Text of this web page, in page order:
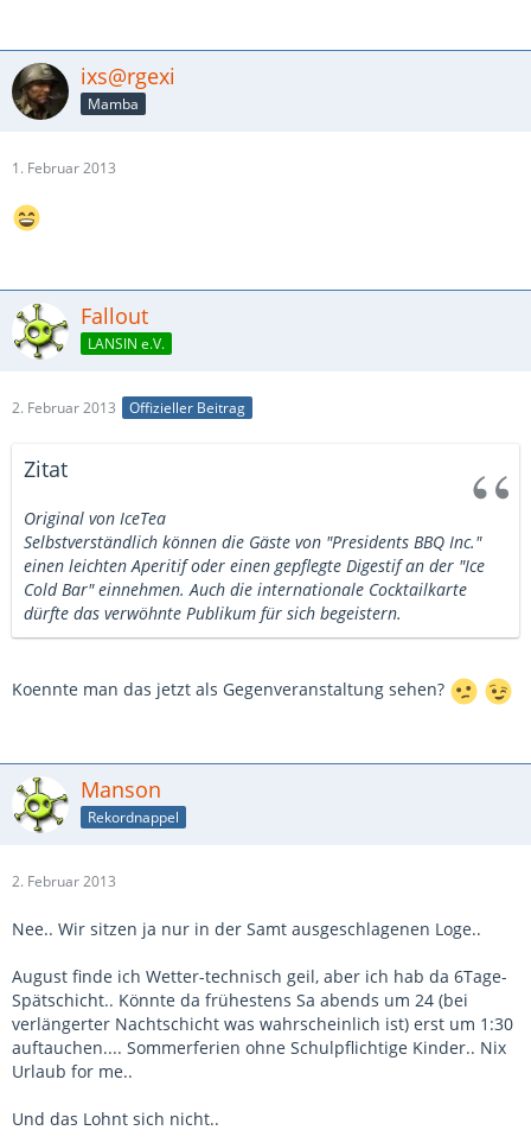
ixs@rgexi
Mamba
1. Februar 2013
Fallout
LANSIN e.V.
2. Februar 2013 Offizieller Beitrag
Zitat
Original von IceTea
Selbstverständlich können die Gäste von "Presidents BBQ Inc."
einen leichten Aperitif oder einen gepflegte Digestif an der "Ice
Cold Bar" einnehmen. Auch die internationale Cocktailkarte
dürfte das verwöhnte Publikum für sich begeistern.
Koennte man das jetzt als Gegenveranstaltung sehen?
Manson
Rekordnappel
2. Februar 2013
Nee.. Wir sitzen ja nur in der Samt ausgeschlagenen Loge..
August finde ich Wetter-technisch geil, aber ich hab da 6Tage-
Spätschicht.. Könnte da frühestens Sa abends um 24 (bei
verlängerter Nachtschicht was wahrscheinlich ist) erst um 1:30
auftauchen.... Sommerferien ohne Schulpflichtige Kinder.. Nix
Urlaub for me..
Und das Lohnt sich nicht..